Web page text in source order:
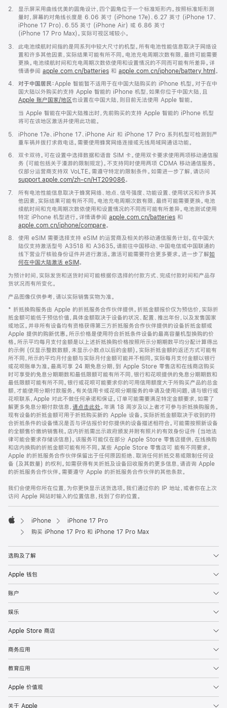
脚
2.
显示屏采用曲线优美的圆角设计，四个圆角位于一个标准矩形内。按照标准矩形测
量时，屏幕的对角线长度是 6.06 英寸 (iPhone 17e)、6.27 英寸 (iPhone 17、
iPhone 17 Pro)、6.55 英寸 (iPhone Air) 或 6.86 英寸
(iPhone 17 Pro Max)。实际可视区域较小。
脚
3.
此电池续航时间指的是同系列中较大尺寸的机型。所有电池性能信息取决于网络设
置和许多其他因素，实际结果可能有所不同。电池充电周期次数有限，最终可能需要
更换。电池续航时间和充电周期次数依使用和设置情况的不同而可能有所差异。详
情请参阅 apple.com.cn/batteries 和 apple.com.cn/iphone/battery.html 。
脚
4. 对于中国居民：Apple 智能暂不适用于在中国大陆购买的 iPhone 机型。对于在中
国大陆以外购买的支持 Apple 智能的 iPhone 机型，如果你位于中国大陆，且
Apple 账户国家/地区也设置在中国大陆，则目前无法使用 Apple 智能。
当 Apple 智能在中国大陆推出时，先前购买的支持 Apple 智能的 iPhone 机型
将可在该地区激活并使用此功能。
脚
5.
iPhone 17e、iPhone 17、iPhone Air 和 iPhone 17 Pro 系列机型可检测到严
重车祸并拨打求救电话。需要使用蜂窝网络连接或无线局域网通话功能。
脚
6.
双卡双待。可在设置中选择数据和语音 SIM 卡。使用双卡要求使用两项移动通信服
务 (可能包括关于漫游的限制规定)。不支持同时使用两项 CDMA 移动通信服务。
仅部分运营商支持双 VoLTE。需遵守特定的限制条件。如需进一步了解，请访问
support.apple.com/zh-cn/HT209086。
脚
7.
所有电池性能信息取决于蜂窝网络、地点、信号强度、功能设置、使用状况和许多其
他因素，实际结果可能有所不同。电池充电周期次数有限，最终可能需要更换。电池
续航时间和充电周期次数依使用和设置情况的不同而可能有所差异。电池测试使用
特定 iPhone 机型进行。详情请参阅 apple.com.cn/batteries 和
apple.com.cn/iphone/compare。
脚
8.
使用 eSIM 需要选择支持 eSIM 的运营商及相关的移动通信服务计划。在中国大
陆仅支持激活型号 A3518 和 A3635。请前往中国移动、中国电信或中国联通的
线下营业厅核验身份证件并进行激活。激活可能需要符合更多要求。进一步了解如
何在中国大陆激活 eSIM。
为预计时间，实际发货和送货时间可能根据你选择的付款方式、完成付款时间和产品存
货状况而有所变化。
产品图像仅供参考，请以实际销售实物为准。
* 折抵换购服务由 Apple 的折抵服务合作伙伴提供。折抵金额报价仅为预估价，实际折
抵金额可能低于预估价值，具体金额取决于设备的状况、配置、推出年份，以及发售国家
或地区。并非所有设备均有资格获得第三方折抵服务合作伙伴提供的设备折抵金额或
Apple 提供的购新优惠。所示价格是使用符合折抵条件设备的最高容量机型换购的价
格。所示平均每月支付金额是以上述折抵换购价格按照所示分期期数平均分配计算得出
的示例 (仅显示整数数额，未显示小数点以后的金额)。实际折抵金额的返还方式可能有
所不同，所示的平均月付金额与实际月付金额可能并不相同。实际每月支付金额以银行
或花呗账单为准。最高可享 24 期免息分期，到 Apple Store 零售店和在线商店购买
时可享受的免息分期期数和最低限额可能有所不同，银行和花呗提供的免息分期期数和
最低限额可能有所不同。银行或花呗可能要求你的可用信用额度大于所购买产品的总金
额，才能使用分期付款服务。有关信用卡或花呗分期服务的申请及使用问题，请与银行或
花呗联系，Apple 对此不做任何承诺和保证。订单可能需要满足特定金额要求，如需了
解更多免息分期付款信息， 请点击此处。年满 18 周岁及以上者才可参与折抵换购服务。
现有设备的折抵金额可用于折抵购买新的 Apple 设备。实际折抵金额取决于收到的符
合折抵条件的设备情况是否与评估报价时你提供的设备描述相符合。可能需按照新设备
的全额售价缴纳销售税。店内折抵需出示政府颁发并附有照片的有效身份证件 (当地法
律可能会要求存储该信息)。该服务可能仅在部分 Apple Store 零售店提供，在线换购
和店内换购的折抵金额可能有所不同。某些 Apple Store 零售店可 能有不同要求。
Apple 的折抵服务合作伙伴保留出于任何原因拒绝、取消任何折抵交易或限制任何设
备 (及其数量) 的权利。如需获得有关折抵及设备回收服务的更多信息，请咨询 Apple
的折抵服务合作伙伴。需要遵守 Apple 的折抵服务合作伙伴的其他条款。
我们会使用你所在位置，为你更快显示送货选项。我们通过你的 IP 地址，或者你在上次
访问 Apple 网站时输入的位置信息，找到了你的位置。
Apple
iPhone
iPhone 17 Pro
购买 iPhone 17 Pro 和 iPhone 17 Pro Max
选购及了解
Apple 钱包
账户
娱乐
Apple Store 商店
商务应用
教育应用
Apple 价值观
关于 Apple